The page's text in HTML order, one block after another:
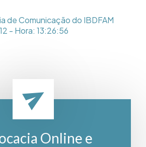
de Comunicação do IBDFAM
- Hora: 13:26:56
Online e